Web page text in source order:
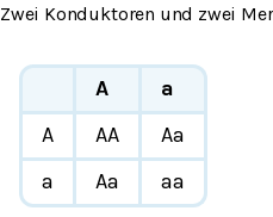
Zwei Konduktoren und zwei
A
a
A
AA
Aa
a
Aa aa